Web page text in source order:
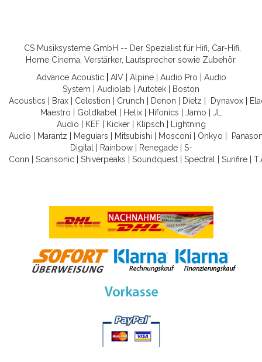
CS Musiksysteme GmbH -- Der Spezialist für Hifi, Car-Hifi,
Home Cinema, Verstärker, Lautsprecher sowie Zubehör.
Advance Acoustic
AIV| Alpine| Audio Pro
Audio
System
Audiolab Autotek
Boston
Acoustics
Brax Celestion Crunch Denon Dietz Dynavox
Maestro
Goldkabel Helix Hifonics Jamo
JL
Audio
KEF| Kicker| Klipsch
Lightning
Audio
Marantz Meguiars Mitsubishi Mosconi Onkyo
Digital
Rainbow| Renegade| S-
Conn
Scansonic Shiverpeaks Soundquest Spectral Sunfire